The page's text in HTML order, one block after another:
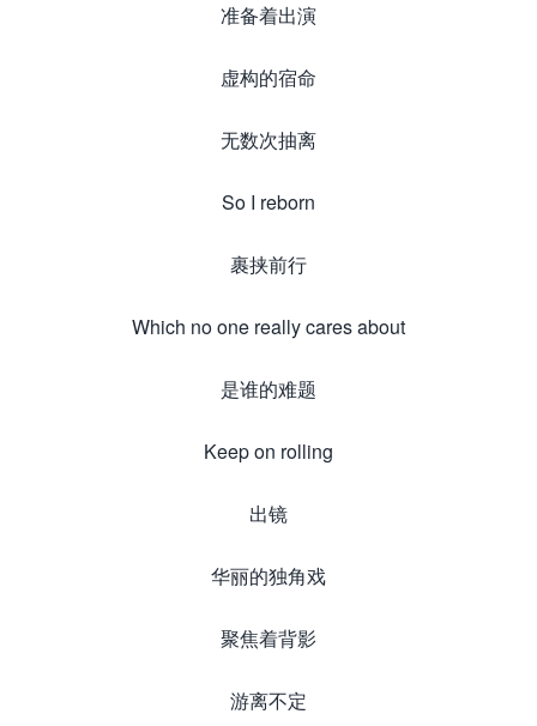
准备着出演
虚构的宿命
无数次抽离
So I reborn
裹挟前行
Which no one really cares about
是谁的难题
Keep on rolling
出镜
华丽的独角戏
聚焦着背影
游离不定